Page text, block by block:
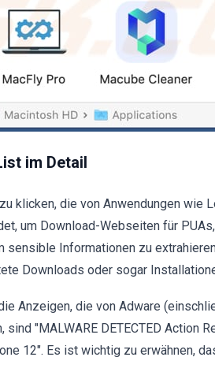
im Detail
klicken, die von Anwendungen wie
um Download-Webseiten für
sensible Informationen zu
Downloads oder sogar
Anzeigen, die von Adware
"MALWARE DETECTED Action
12". Es ist wichtig zu erwähnen,